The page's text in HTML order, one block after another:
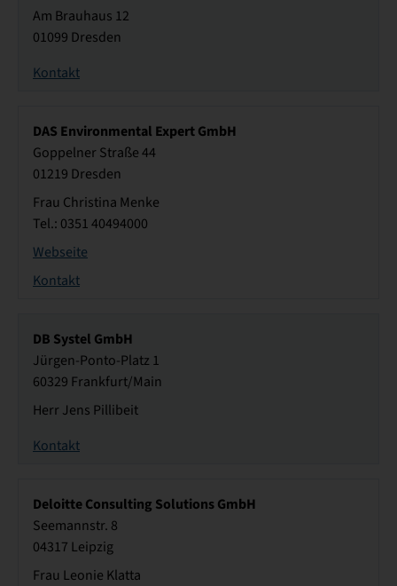
Am Brauhaus 12
01099 Dresden
Kontakt
DAS Environmental Expert GmbH
Goppelner Straße 44
01219 Dresden
Frau Christina Menke
Tel.: 0351 40494000
Webseite
Kontakt
DB Systel GmbH
Jürgen-Ponto-Platz 1
60329 Frankfurt/Main
Herr Jens Pillibeit
Kontakt
Deloitte Consulting Solutions GmbH
Seemannstr. 8
04317 Leipzig
Frau Leonie Klatta